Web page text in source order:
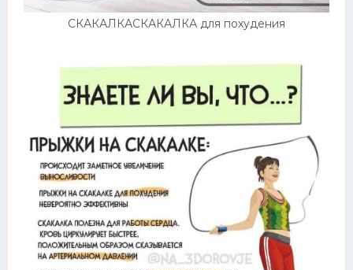
СКАКАЛКАСКАКАЛКА для похудения